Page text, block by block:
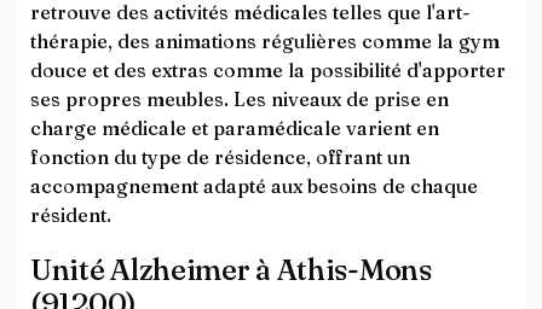
retrouve des activités médicales telles que l'art-
thérapie, des animations régulières comme la gym
douce et des extras comme la possibilité d'apporter
ses propres meubles. Les niveaux de prise en
charge médicale et paramédicale varient en
fonction du type de résidence, offrant un
accompagnement adapté aux besoins de chaque
résident.
Unité Alzheimer à Athis-Mons